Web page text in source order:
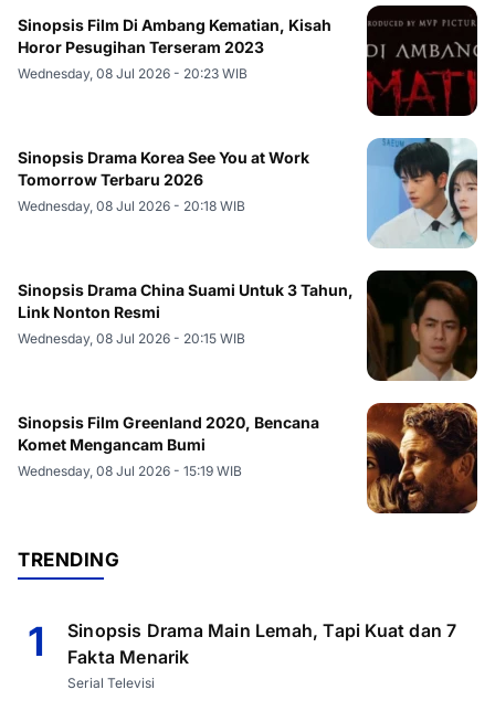
Sinopsis Film Di Ambang Kematian, Kisah
Horor Pesugihan Terseram 2023
Wednesday, 08 Jul 2026 - 20:23 WIB
Sinopsis Drama Korea See You at Work
Tomorrow Terbaru 2026
Wednesday, 08 Jul 2026 - 20:18 WIB
Sinopsis Drama China Suami Untuk 3 Tahun,
Link Nonton Resmi
Wednesday, 08 Jul 2026 - 20:15 WIB
Sinopsis Film Greenland 2020, Bencana
Komet Mengancam Bumi
Wednesday, 08 Jul 2026 - 15:19 WIB
TRENDING
1
Sinopsis Drama Main Lemah, Tapi Kuat dan 7
Fakta Menarik
Serial Televisi